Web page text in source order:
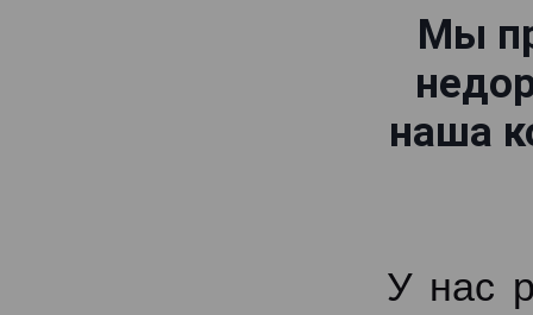
Мы
наша
У нас